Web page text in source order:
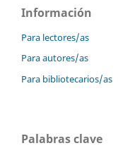
Información
Para lectores/as
Para autores/as
Para bibliotecarios/as
Palabras clave